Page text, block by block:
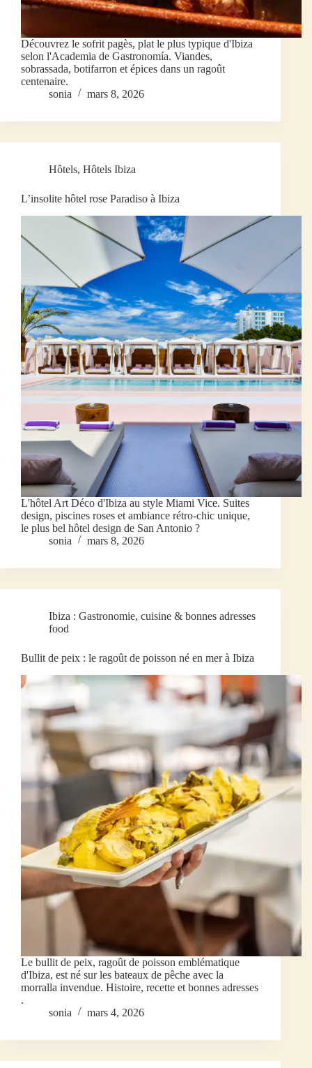
Découvrez le sofrit pagès, plat le plus typique d'Ibiza
selon l'Academia de Gastronomía. Viandes,
sobrassada, botifarron et épices dans un ragoût
centenaire.
sonia
mars 8, 2026
Hôtels, Hôtels Ibiza
L’insolite hôtel rose Paradiso à Ibiza
L'hôtel Art Déco d'Ibiza au style Miami Vice. Suites
design, piscines roses et ambiance rétro-chic unique,
le plus bel hôtel design de San Antonio ?
sonia
mars 8, 2026
Ibiza : Gastronomie, cuisine & bonnes adresses
food
Bullit de peix : le ragoût de poisson né en mer à Ibiza
Le bullit de peix, ragoût de poisson emblématique
d'Ibiza, est né sur les bateaux de pêche avec la
morralla invendue. Histoire, recette et bonnes adresses
.
sonia
mars 4, 2026